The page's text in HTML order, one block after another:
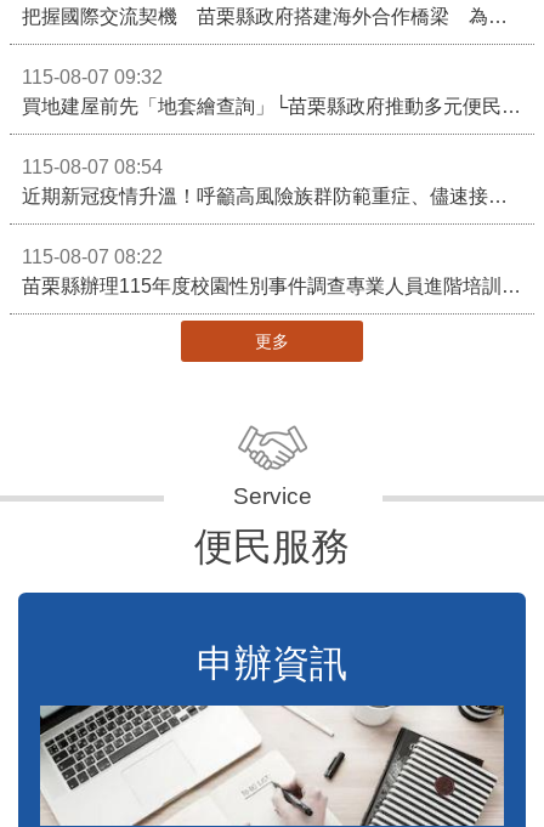
把握國際交流契機 苗栗縣政府搭建海外合作橋梁 為在地產業爭取更多國際市場機會
115-08-07 09:32
買地建屋前先「地套繪查詢」└苗栗縣政府推動多元便民諮詢服務
115-08-07 08:54
近期新冠疫情升溫！呼籲高風險族群防範重症、儘速接種疫苗及早就醫
115-08-07 08:22
苗栗縣辦理115年度校園性別事件調查專業人員進階培訓 深化調查實務能力 持續打造安全友善校園
更多
便民服務
申辦資訊